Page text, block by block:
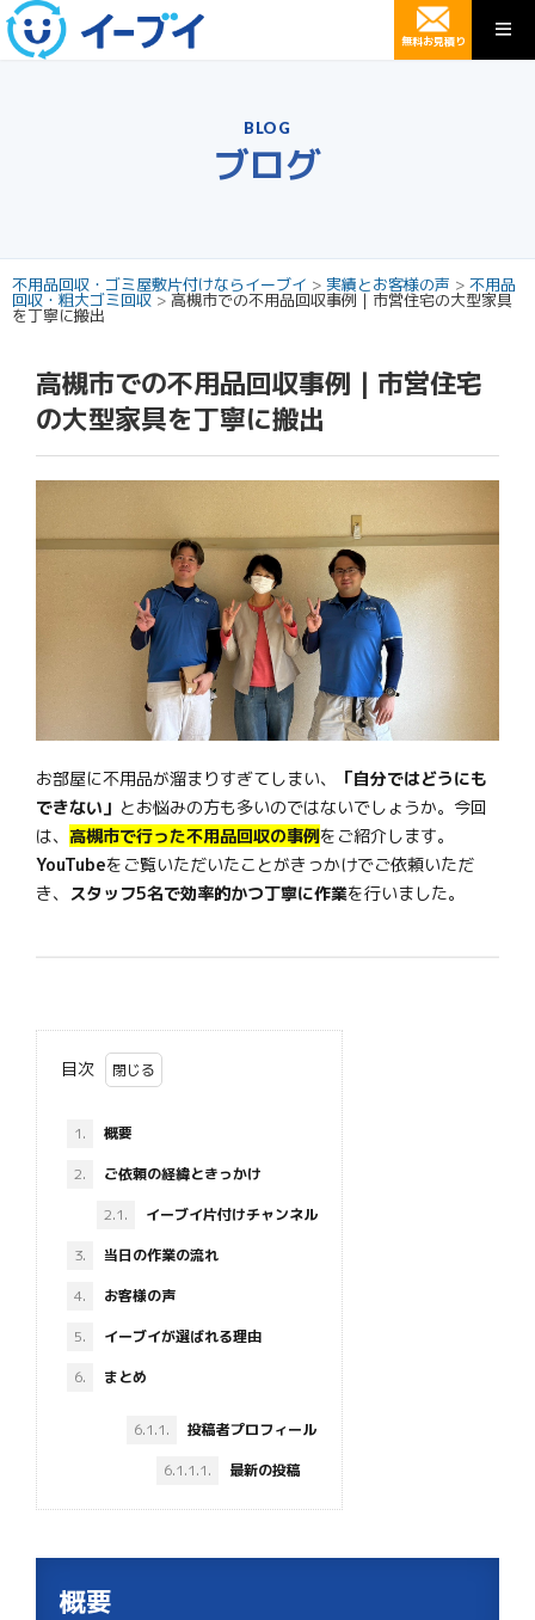
無料お見積り
BLOG
ブログ
不用品回収・ゴミ屋敷片付けならイーブイ > 実績とお客様の声 > 不用品
回収・粗大ゴミ回収 > 高槻市での不用品回収事例｜市営住宅の大型家具
を丁寧に搬出
高槻市での不用品回収事例｜市営住宅
の大型家具を丁寧に搬出
お部屋に不用品が溜まりすぎてしまい、
「自分ではどうにも
できない」 とお悩みの方も多いのではないでしょうか。今回
は、 高槻市で行った不用品回収の事例をご紹介します。
YouTubeをご覧いただいたことがきっかけでご依頼いただ
き、
スタッフ5名で効率的かつ丁寧に作業を行いました。
目次
1.
概要
2.
ご依頼の経緯ときっかけ
2.1.
イーブイ片付けチャンネル
3.
当日の作業の流れ
4.
お客様の声
5.
イーブイが選ばれる理由
6.
まとめ
6.1.1.
投稿者プロフィール
6.1.1.1.
最新の投稿
概要